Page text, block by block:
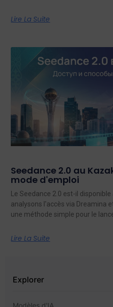
Lire La Suite
Seedance 2.0 au
mode d'emploi
Le Seedance 2.0 est-il
analysons l'accès via Dreamina
une méthode simple pour le
Lire La Suite
Explorer
Modèles d'IA